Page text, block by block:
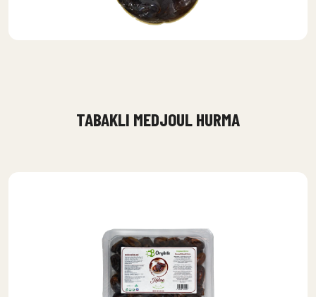
TABAKLI MEDJOUL HURMA